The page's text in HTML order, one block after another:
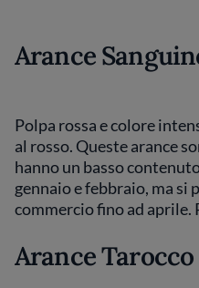
Arance
Polpa rossa e colore
al rosso. Queste arance
hanno un basso
gennaio e febbraio, ma si
commercio fino ad
Arance Tarocco